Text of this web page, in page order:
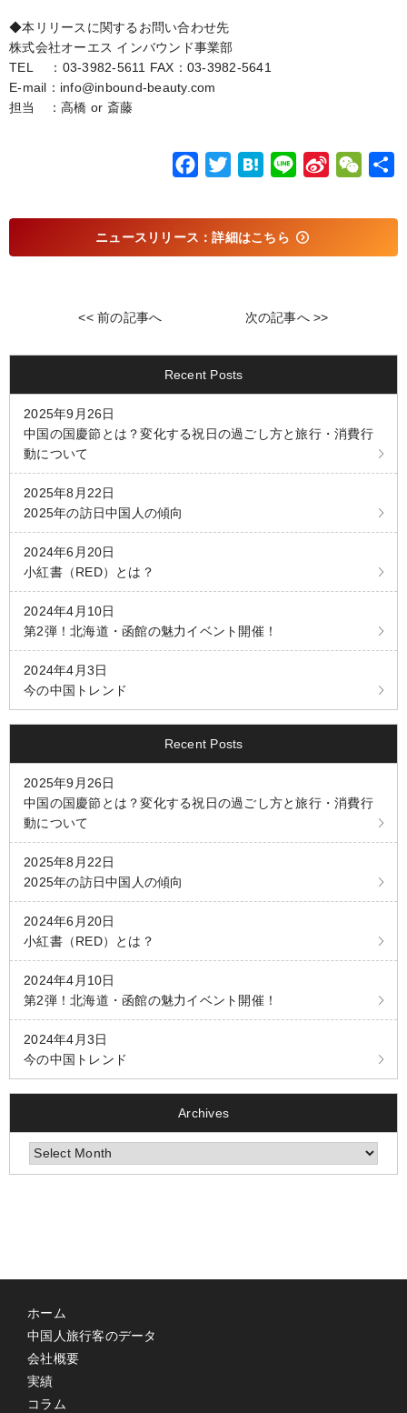
◆本リリースに関するお問い合わせ先
株式会社オーエス インバウンド事業部
TEL ：03-3982-5611 FAX：03-3982-5641
E-mail：info@inbound-beauty.com
担当 ：高橋 or 斎藤
c
e
i
t
H
t
e
n
e
S
n
W
C
ニュースリリース：詳細はこちら
<< 前の記事へ 次の記事へ >>
Recent Posts
2025年9月26日
中国の国慶節とは？変化する祝日の過ごし方と旅行・消費行
動について
2025年8月22日
2025年の訪日中国人の傾向
2024年6月20日
小紅書（RED）とは？
2024年4月10日
第2弾！北海道・函館の魅力イベント開催！
2024年4月3日
今の中国トレンド
Recent Posts
2025年9月26日
中国の国慶節とは？変化する祝日の過ごし方と旅行・消費行
動について
2025年8月22日
2025年の訪日中国人の傾向
2024年6月20日
小紅書（RED）とは？
2024年4月10日
第2弾！北海道・函館の魅力イベント開催！
2024年4月3日
今の中国トレンド
Archives
Archives
ホーム
中国人旅行客のデータ
会社概要
実績
コラム